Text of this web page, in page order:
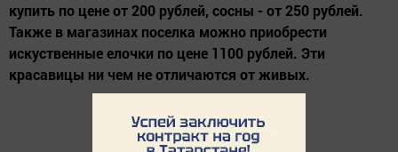
купить по цене от 200 рублей, сосны - от 250 рублей.
Также в магазинах поселка можно приобрести
искуственные елочки по цене 1100 рублей. Эти
красавицы ни чем не отличаются от живых.